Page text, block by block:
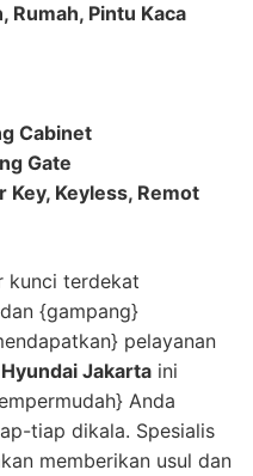
Rumah, Pintu Kaca
Cabinet
Gate
Key, Keyless, Remot
kunci terdekat
{gampang}
pelayanan
Jakarta ini
Anda
tiap dikala. Spesialis
memberikan usul dan